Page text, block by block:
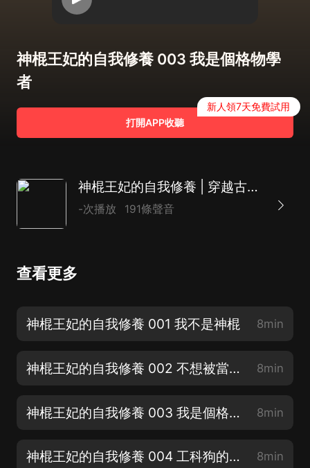
神棍王妃的自我修養 003 我是個格物學
者
打開APP收聽
新人領7天免費試用
神棍王妃的自我修養 | 穿越古代搞發明 | 搞笑古言 1V1| 寶藏系統
-次播放 191條聲音
查看更多
神棍王妃的自我修養 001 我不是神棍 8min
神棍王妃的自我修養 002 不想被當成神棍 8min
神棍王妃的自我修養 003 我是個格物學者 8min
神棍王妃的自我修養 004 工科狗的特殊技能 8min